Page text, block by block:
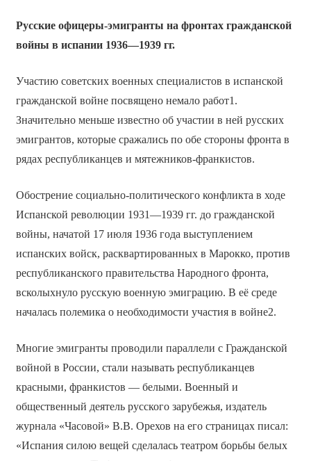
Русские офицеры-эмигранты на фронтах гражданской
войны в испании 1936—1939 гг.
Участию советских военных специалистов в испанской
гражданской войне посвящено немало работ1.
Значительно меньше известно об участии в ней русских
эмигрантов, которые сражались по обе стороны фронта в
рядах республиканцев и мятежников-франкистов.
Обострение социально-политического конфликта в ходе
Испанской революции 1931—1939 гг. до гражданской
войны, начатой 17 июля 1936 года выступлением
испанских войск, расквартированных в Марокко, против
республиканского правительства Народного фронта,
всколыхнуло русскую военную эмиграцию. В её среде
началась полемика о необходимости участия в войне2.
Многие эмигранты проводили параллели с Гражданской
войной в России, стали называть республиканцев
красными, франкистов — белыми. Военный и
общественный деятель русского зарубежья, издатель
журнала «Часовой» В.В. Орехов на его страницах писал:
«Испания силою вещей сделалась театром борьбы белых